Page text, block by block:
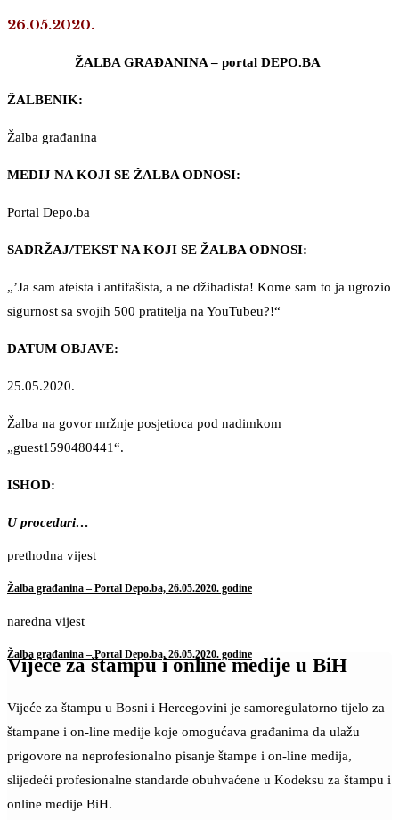
26.05.2020.
ŽALBA GRAĐANINA – portal DEPO.BA
ŽALBENIK:
Žalba građanina
MEDIJ NA KOJI SE ŽALBA ODNOSI:
Portal Depo.ba
SADRŽAJ/TEKST NA KOJI SE ŽALBA ODNOSI:
„’Ja sam ateista i antifašista, a ne džihadista! Kome sam to ja ugrozio
sigurnost sa svojih 500 pratitelja na YouTubeu?!“
DATUM OBJAVE:
25.05.2020.
Žalba na govor mržnje posjetioca pod nadimkom
„guest1590480441“.
ISHOD:
U proceduri…
prethodna vijest
Žalba građanina – Portal Depo.ba, 26.05.2020. godine
naredna vijest
Žalba građanina – Portal Depo.ba, 26.05.2020. godine
Vijeće za štampu i online medije u BiH
Vijeće za štampu u Bosni i Hercegovini je samoregulatorno tijelo za
štampane i on-line medije koje omogućava građanima da ulažu
prigovore na neprofesionalno pisanje štampe i on-line medija,
slijedeći profesionalne standarde obuhvaćene u Kodeksu za štampu i
online medije BiH.